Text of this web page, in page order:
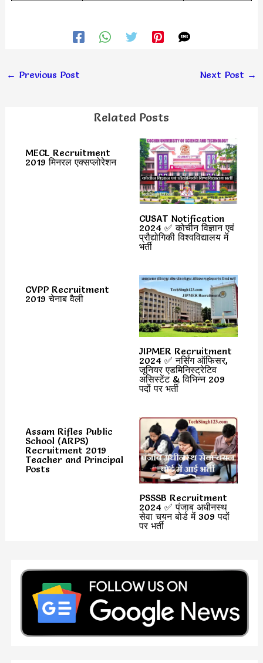
← Previous Post Next Post →
Related Posts
MECL Recruitment
2019 मिनरल एक्सप्लोरेशन
CUSAT Notification
2024 ✅ कोचीन विज्ञान एवं
प्रौद्योगिकी विश्वविद्यालय में
भर्ती
CVPP Recruitment
2019 चेनाब वैली
JIPMER Recruitment
2024 ✅ नर्सिंग ऑफिसर,
जूनियर एडमिनिस्ट्रेटिव
असिस्टेंट & विभिन्न 209
पदों पर भर्ती
Assam Rifles Public
School (ARPS)
Recruitment 2019
Teacher and Principal
Posts
PSSSB Recruitment
2024 ✅ पंजाब अधीनस्थ
सेवा चयन बोर्ड में 309 पदों
पर भर्ती